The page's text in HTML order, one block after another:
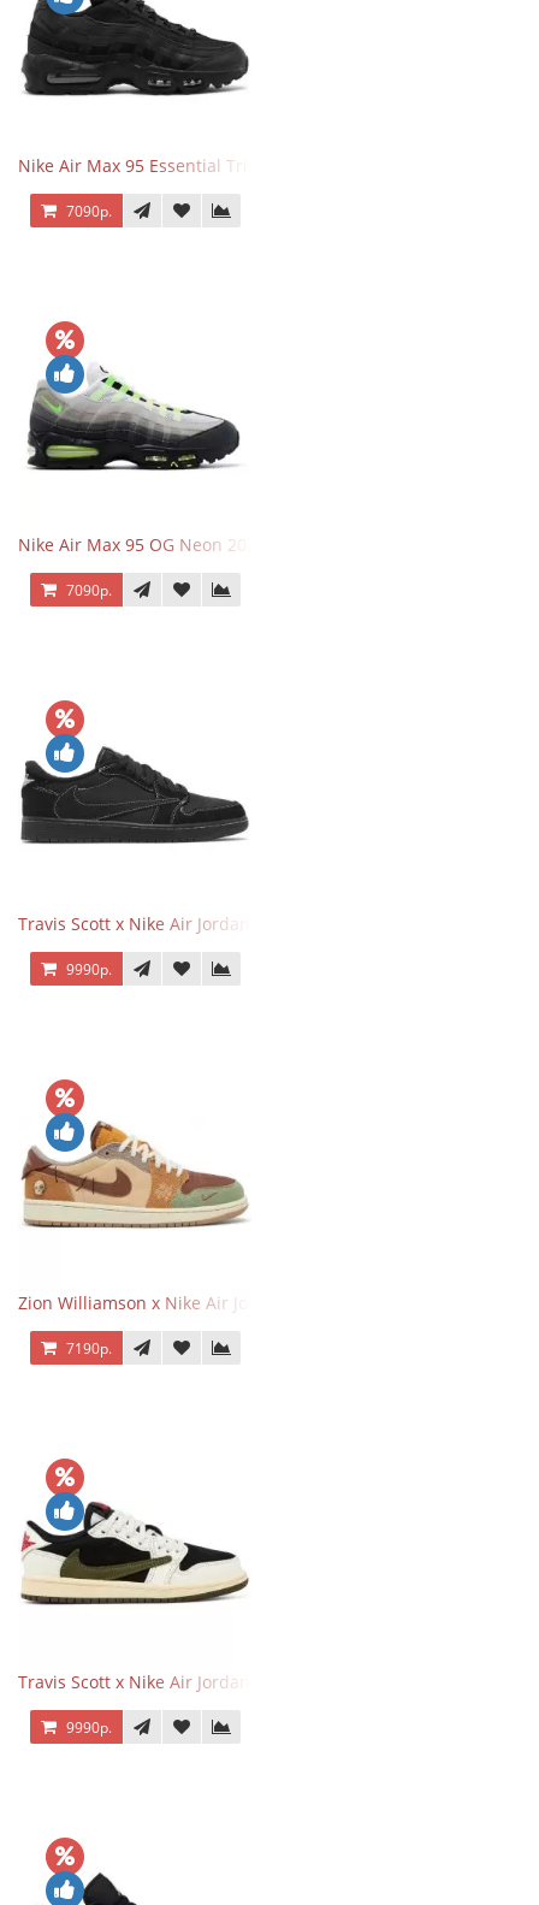
Nike Air Max 95 Essential Triple Black
7090р.
Nike Air Max 95 OG Neon 2025
7090р.
Travis Scott x Nike Air Jordan 1 Retro Low OG SP Black Phantom
9990р.
Zion Williamson x Nike Air Jordan 1 Retro Low OG Voodoo
7190р.
Travis Scott x Nike Air Jordan 1 Retro Low OG SP Olive
9990р.